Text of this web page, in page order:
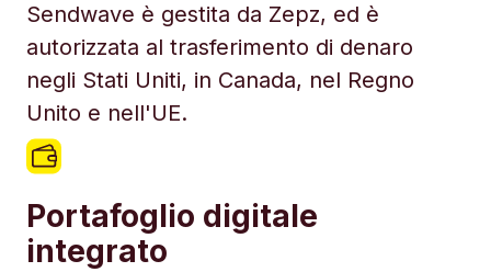
Sendwave è gestita da Zepz, ed è
autorizzata al trasferimento di denaro
negli Stati Uniti, in Canada, nel Regno
Unito e nell'UE.
Portafoglio digitale
integrato